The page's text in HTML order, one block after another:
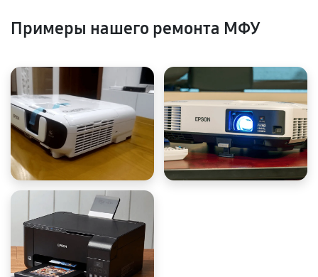
Примеры нашего ремонта МФУ